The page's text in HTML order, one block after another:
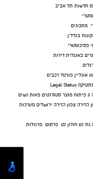
חדשות תל אביב
מתכונים
בנדל"ן
פסיכומטרי
באנגלית דירות
אונליין פורטל רכבים
Legal Status
פיתוח מוצר סטודנטים פאות נשים
הזירה צפון הזירה ירושלים מערכות
גת נט חולון נט פרסום פרגולות